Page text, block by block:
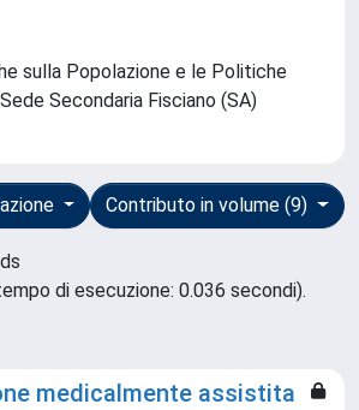
sulla Popolazione e le Politiche
Secondaria Fisciano (SA)
Contributo in volume (9)
di esecuzione: 0.036 secondi).
medicalmente assistita